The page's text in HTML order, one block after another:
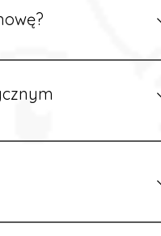
pewność, że wszystkie
zakładu pracy.